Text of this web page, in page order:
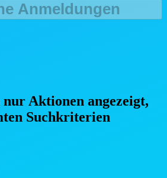
Anmeldungen
Aktionen angezeigt,
Suchkriterien